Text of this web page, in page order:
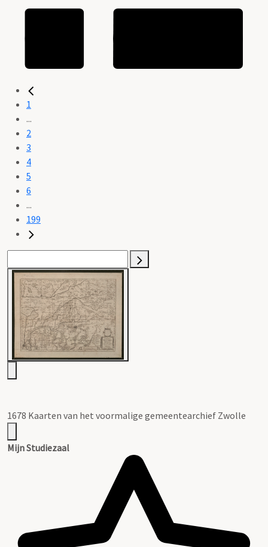
1
...
2
3
4
5
6
...
199
1678 Kaarten van het voormalige gemeentearchief Zwolle
Mijn Studiezaal